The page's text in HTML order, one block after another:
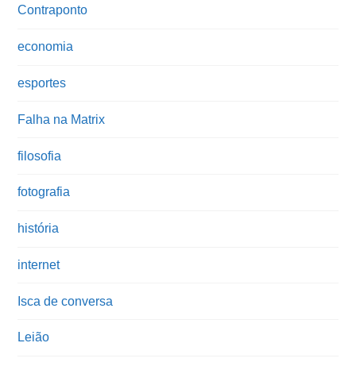
Contraponto
economia
esportes
Falha na Matrix
filosofia
fotografia
história
internet
Isca de conversa
Leião